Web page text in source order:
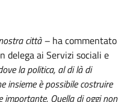
città – ha commentato
delega ai Servizi sociali e
la politica, al di là di
insieme è possibile costruire
importante. Quella di oggi non